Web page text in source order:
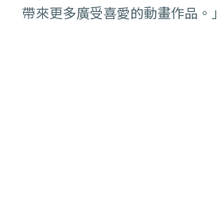
帶來更多廣受喜愛的動畫作品。」